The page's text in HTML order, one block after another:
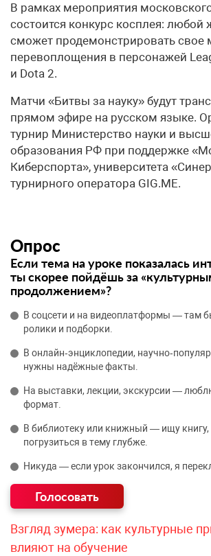
В рамках мероприятия
состоится конкурс косплея:
сможет продемонстрировать свое
перевоплощения в персонажей
и Dota 2.
Матчи «Битвы за науку» будут
прямом эфире на русском языке.
турнир Министерство науки и
образования РФ при поддержке
Киберспорта», университета
турнирного оператора GIG.ME.
Опрос
Если тема на уроке показалась
ты скорее пойдёшь за
продолжением»?
В соцсети и на видеоплатформы — там
ролики и подборки.
В онлайн‑энциклопедии,
нужны надёжные факты.
На выставки, лекции, экскурсии —
формат.
В библиотеку или книжный — ищу
погрузиться в тему глубже.
Никуда — если урок закончился, я
Взгляд зумера: как культурные
влияют на обучение